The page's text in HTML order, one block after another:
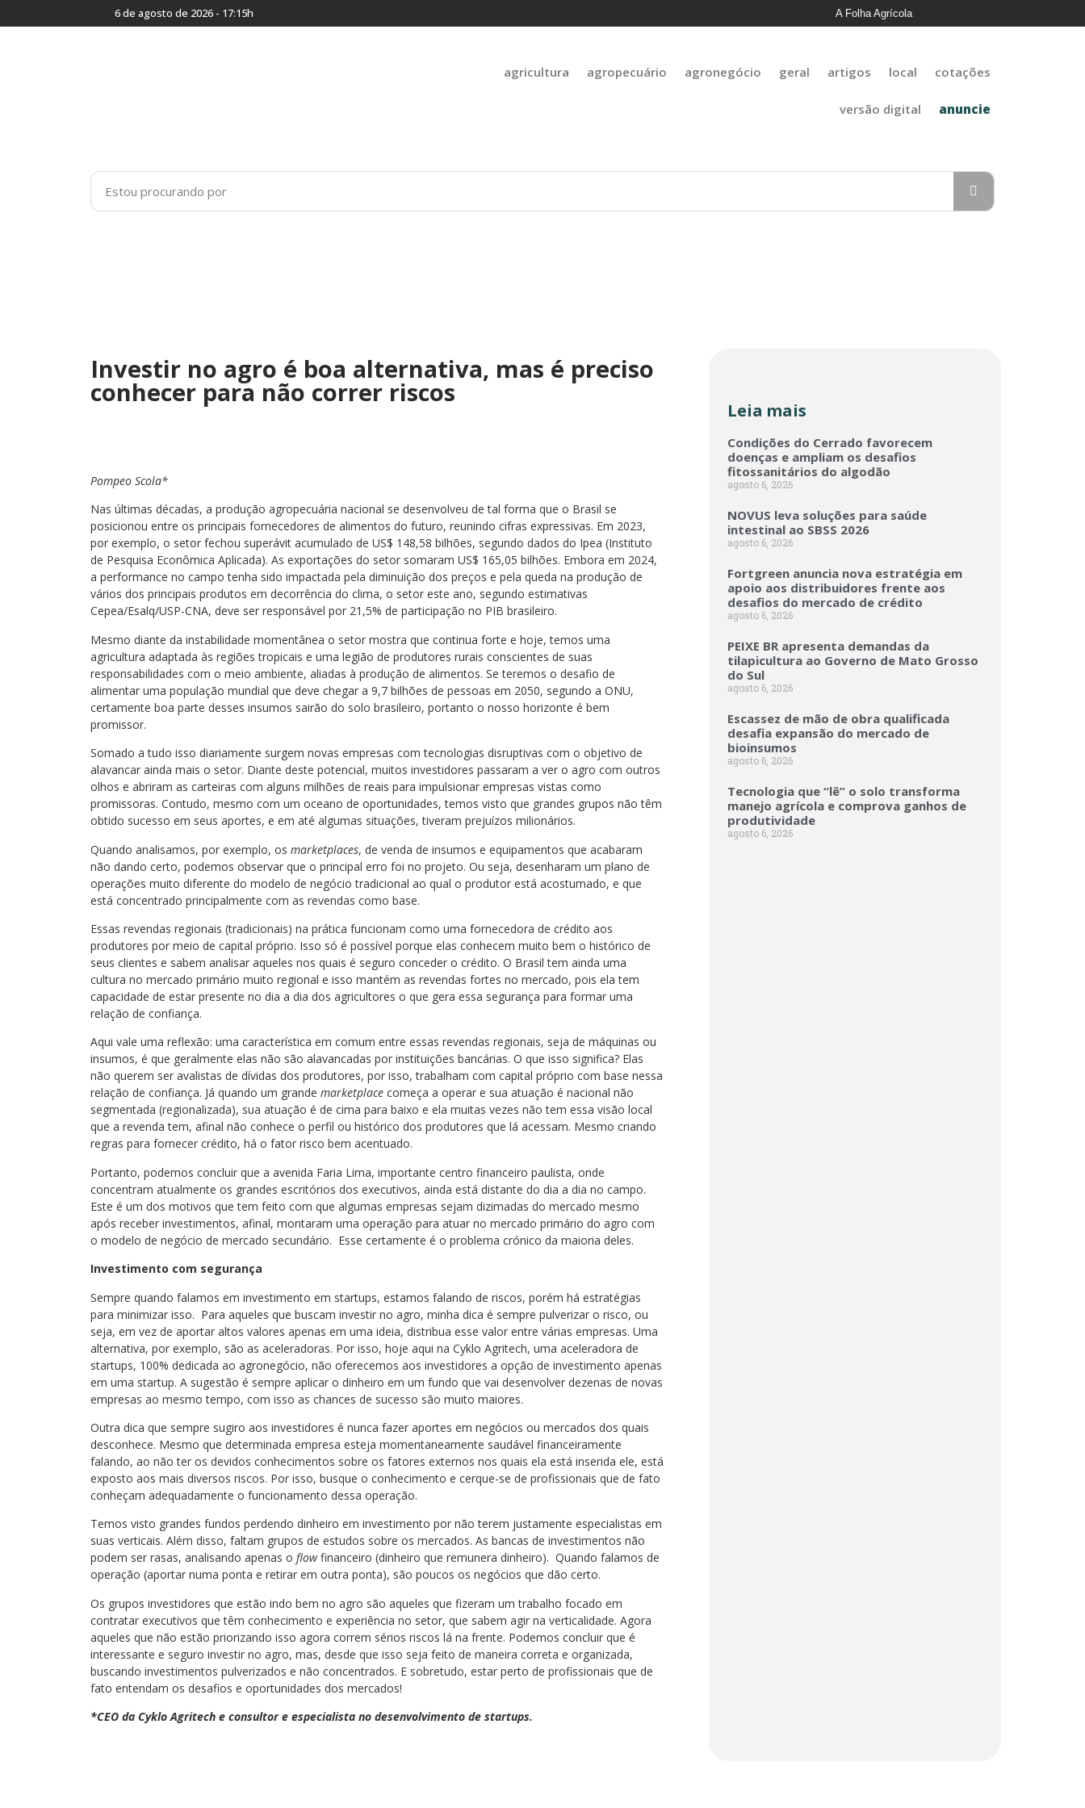
6 de agosto de 2026 - 17:15h A Folha Agrícola
agricultura agropecuário agronegócio geral artigos local cotações
versão digital anuncie
Investir no agro é boa alternativa, mas é preciso
conhecer para não correr riscos
Pompeo Scola*
Nas últimas décadas, a produção agropecuária nacional se desenvolveu de tal forma que o Brasil se
posicionou entre os principais fornecedores de alimentos do futuro, reunindo cifras expressivas. Em 2023,
por exemplo, o setor fechou superávit acumulado de US$ 148,58 bilhões, segundo dados do Ipea (Instituto
de Pesquisa Econômica Aplicada). As exportações do setor somaram US$ 165,05 bilhões. Embora em 2024,
a performance no campo tenha sido impactada pela diminuição dos preços e pela queda na produção de
vários dos principais produtos em decorrência do clima, o setor este ano, segundo estimativas
Cepea/Esalq/USP-CNA, deve ser responsável por 21,5% de participação no PIB brasileiro.
Mesmo diante da instabilidade momentânea o setor mostra que continua forte e hoje, temos uma
agricultura adaptada às regiões tropicais e uma legião de produtores rurais conscientes de suas
responsabilidades com o meio ambiente, aliadas à produção de alimentos. Se teremos o desafio de
alimentar uma população mundial que deve chegar a 9,7 bilhões de pessoas em 2050, segundo a ONU,
certamente boa parte desses insumos sairão do solo brasileiro, portanto o nosso horizonte é bem
promissor.
Somado a tudo isso diariamente surgem novas empresas com tecnologias disruptivas com o objetivo de
alavancar ainda mais o setor. Diante deste potencial, muitos investidores passaram a ver o agro com outros
olhos e abriram as carteiras com alguns milhões de reais para impulsionar empresas vistas como
promissoras. Contudo, mesmo com um oceano de oportunidades, temos visto que grandes grupos não têm
obtido sucesso em seus aportes, e em até algumas situações, tiveram prejuízos milionários.
Quando analisamos, por exemplo, os marketplaces, de venda de insumos e equipamentos que acabaram
não dando certo, podemos observar que o principal erro foi no projeto. Ou seja, desenharam um plano de
operações muito diferente do modelo de negócio tradicional ao qual o produtor está acostumado, e que
está concentrado principalmente com as revendas como base.
Essas revendas regionais (tradicionais) na prática funcionam como uma fornecedora de crédito aos
produtores por meio de capital próprio. Isso só é possível porque elas conhecem muito bem o histórico de
seus clientes e sabem analisar aqueles nos quais é seguro conceder o crédito. O Brasil tem ainda uma
cultura no mercado primário muito regional e isso mantém as revendas fortes no mercado, pois ela tem
capacidade de estar presente no dia a dia dos agricultores o que gera essa segurança para formar uma
relação de confiança.
Aqui vale uma reflexão: uma característica em comum entre essas revendas regionais, seja de máquinas ou
insumos, é que geralmente elas não são alavancadas por instituições bancárias. O que isso significa? Elas
não querem ser avalistas de dívidas dos produtores, por isso, trabalham com capital próprio com base nessa
relação de confiança. Já quando um grande marketplace começa a operar e sua atuação é nacional não
segmentada (regionalizada), sua atuação é de cima para baixo e ela muitas vezes não tem essa visão local
que a revenda tem, afinal não conhece o perfil ou histórico dos produtores que lá acessam. Mesmo criando
regras para fornecer crédito, há o fator risco bem acentuado.
Portanto, podemos concluir que a avenida Faria Lima, importante centro financeiro paulista, onde
concentram atualmente os grandes escritórios dos executivos, ainda está distante do dia a dia no campo.
Este é um dos motivos que tem feito com que algumas empresas sejam dizimadas do mercado mesmo
após receber investimentos, afinal, montaram uma operação para atuar no mercado primário do agro com
o modelo de negócio de mercado secundário. Esse certamente é o problema crónico da maioria deles.
Investimento com segurança
Sempre quando falamos em investimento em startups, estamos falando de riscos, porém há estratégias
para minimizar isso. Para aqueles que buscam investir no agro, minha dica é sempre pulverizar o risco, ou
seja, em vez de aportar altos valores apenas em uma ideia, distribua esse valor entre várias empresas. Uma
alternativa, por exemplo, são as aceleradoras. Por isso, hoje aqui na Cyklo Agritech, uma aceleradora de
startups, 100% dedicada ao agronegócio, não oferecemos aos investidores a opção de investimento apenas
em uma startup. A sugestão é sempre aplicar o dinheiro em um fundo que vai desenvolver dezenas de novas
empresas ao mesmo tempo, com isso as chances de sucesso são muito maiores.
Outra dica que sempre sugiro aos investidores é nunca fazer aportes em negócios ou mercados dos quais
desconhece. Mesmo que determinada empresa esteja momentaneamente saudável financeiramente
falando, ao não ter os devidos conhecimentos sobre os fatores externos nos quais ela está inserida ele, está
exposto aos mais diversos riscos. Por isso, busque o conhecimento e cerque-se de profissionais que de fato
conheçam adequadamente o funcionamento dessa operação.
Temos visto grandes fundos perdendo dinheiro em investimento por não terem justamente especialistas em
suas verticais. Além disso, faltam grupos de estudos sobre os mercados. As bancas de investimentos não
podem ser rasas, analisando apenas o flowfinanceiro (dinheiro que remunera dinheiro). Quando falamos de
operação (aportar numa ponta e retirar em outra ponta), são poucos os negócios que dão certo.
Os grupos investidores que estão indo bem no agro são aqueles que fizeram um trabalho focado em
contratar executivos que têm conhecimento e experiência no setor, que sabem agir na verticalidade. Agora
aqueles que não estão priorizando isso agora correm sérios riscos lá na frente. Podemos concluir que é
interessante e seguro investir no agro, mas, desde que isso seja feito de maneira correta e organizada,
buscando investimentos pulverizados e não concentrados. E sobretudo, estar perto de profissionais que de
fato entendam os desafios e oportunidades dos mercados!
*CEO da Cyklo Agritech e consultor e especialista no desenvolvimento de startups.
Leia mais
Condições do Cerrado favorecem
doenças e ampliam os desafios
fitossanitários do algodão
agosto 6, 2026
NOVUS leva soluções para saúde
intestinal ao SBSS 2026
agosto 6, 2026
Fortgreen anuncia nova estratégia em
apoio aos distribuidores frente aos
desafios do mercado de crédito
agosto 6, 2026
PEIXE BR apresenta demandas da
tilapicultura ao Governo de Mato Grosso
do Sul
agosto 6, 2026
Escassez de mão de obra qualificada
desafia expansão do mercado de
bioinsumos
agosto 6, 2026
Tecnologia que “lê” o solo transforma
manejo agrícola e comprova ganhos de
produtividade
agosto 6, 2026